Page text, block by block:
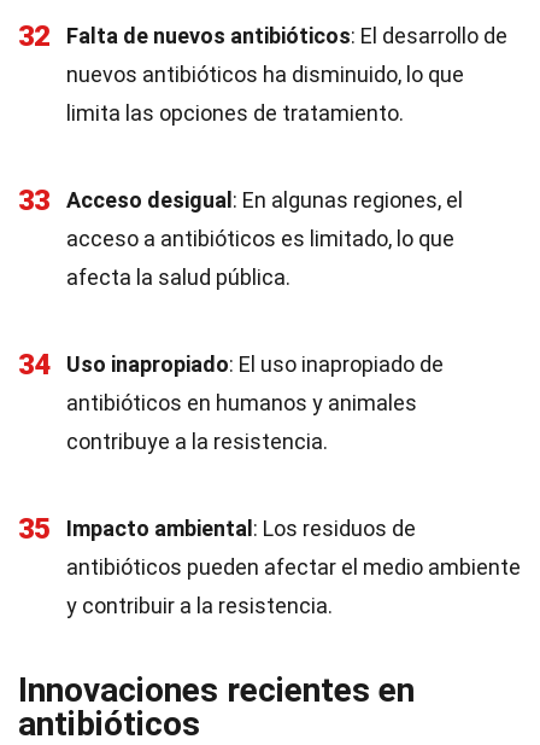
32 Falta de nuevos antibióticos: El desarrollo de
nuevos antibióticos ha disminuido, lo que
limita las opciones de tratamiento.
33 Acceso desigual : En algunas regiones, el
acceso a antibióticos es limitado, lo que
afecta la salud pública.
34 Uso inapropiado: El uso inapropiado de
antibióticos en humanos y animales
contribuye a la resistencia.
35 Impacto ambiental : Los residuos de
antibióticos pueden afectar el medio ambiente
y contribuir a la resistencia.
Innovaciones recientes en
antibióticos